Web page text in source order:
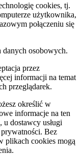
cookies, tj.
użytkownika,
połączeniu się
danych osobowych.
przez
informacji na temat
przeglądarek.
określić w
informacje na ten
u dostawcy usługi
Bez
plikach cookies mogą